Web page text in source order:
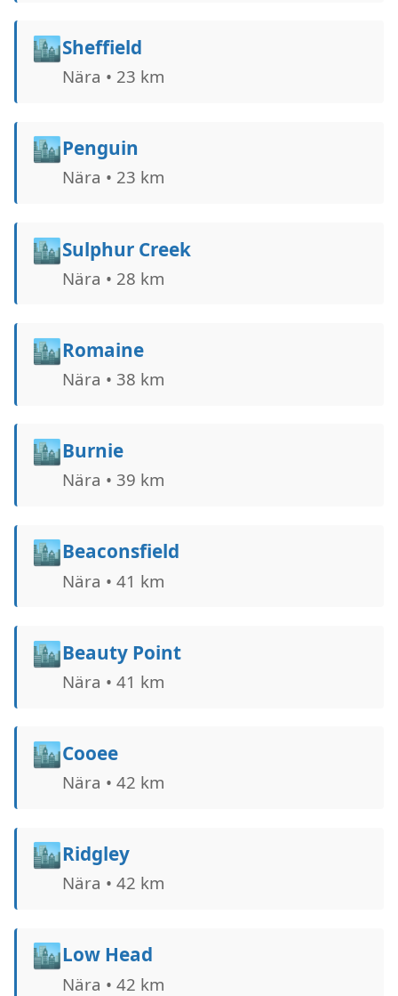
🏙️Sheffield
Nära • 23 km
🏙️Penguin
Nära • 23 km
🏙️Sulphur Creek
Nära • 28 km
🏙️Romaine
Nära • 38 km
🏙️Burnie
Nära • 39 km
🏙️Beaconsfield
Nära • 41 km
🏙️Beauty Point
Nära • 41 km
🏙️Cooee
Nära • 42 km
🏙️Ridgley
Nära • 42 km
🏙️Low Head
Nära • 42 km